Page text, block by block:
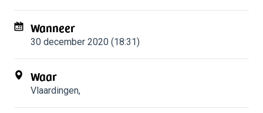
Wanneer
30 december 2020 (18:31)
Waar
Vlaardingen,